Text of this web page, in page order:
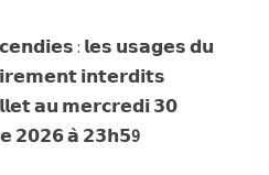
du
: 𝗹𝗲𝘀 𝘂𝘀𝗮𝗴𝗲𝘀 𝗱𝘂
𝗶𝗻𝘁𝗲𝗿𝗱𝗶𝘁𝘀
𝗮𝘂 𝗺𝗲𝗿𝗰𝗿𝗲𝗱𝗶 𝟯𝟬
𝟮𝟬𝟮𝟲 𝗮̀ 𝟮𝟯𝗵𝟱9